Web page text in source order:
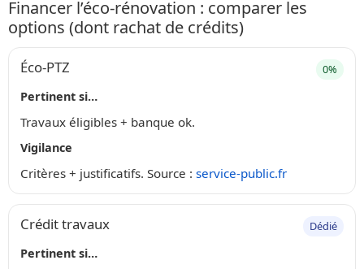
Financer l’éco-rénovation : comparer les
options (dont rachat de crédits)
Éco-PTZ 0%
Pertinent si…
Travaux éligibles + banque ok.
Vigilance
Critères + justificatifs. Source : service-public.fr
Crédit travaux Dédié
Pertinent si…